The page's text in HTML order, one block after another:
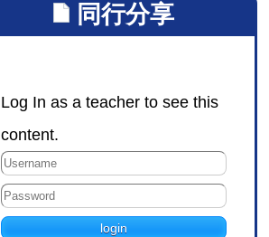
同行分享
Log In as a teacher to see this
content.